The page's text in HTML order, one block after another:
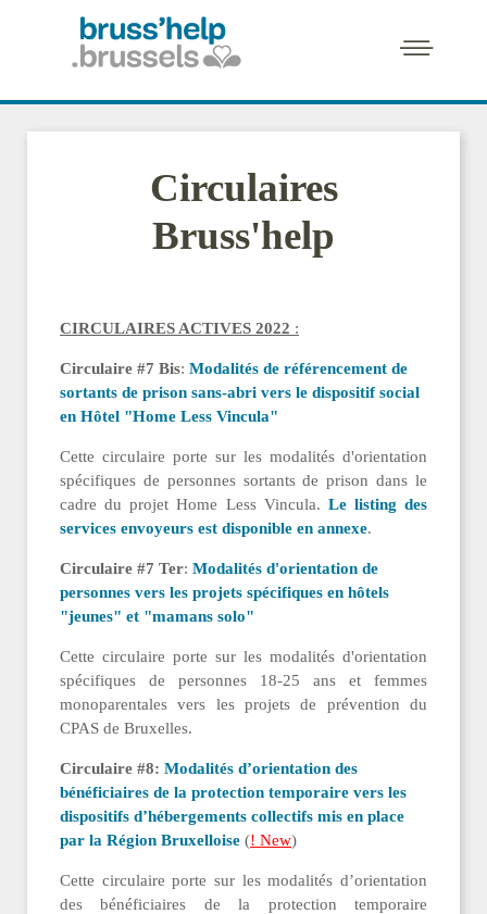
Circulaires
Bruss'help
CIRCULAIRES ACTIVES 2022 :
Circulaire #7 Bis: Modalités de référencement de
sortants de prison sans-abri vers le dispositif social
en Hôtel "Home Less Vincula"
Cette circulaire porte sur les modalités d'orientation
spécifiques de personnes sortants de prison dans le
cadre du projet Home Less Vincula. Le listing des
services envoyeurs est disponible en annexe.
Circulaire #7 Ter: Modalités d'orientation de
personnes vers les projets spécifiques en hôtels
"jeunes" et "mamans solo"
Cette circulaire porte sur les modalités d'orientation
spécifiques de personnes 18-25 ans et femmes
monoparentales vers les projets de prévention du
CPAS de Bruxelles.
Circulaire #8: Modalités d’orientation des
bénéficiaires de la protection temporaire vers les
dispositifs d’hébergements collectifs mis en place
par la Région Bruxelloise (! New)
Cette circulaire porte sur les modalités d’orientation
des bénéficiaires de la protection temporaire